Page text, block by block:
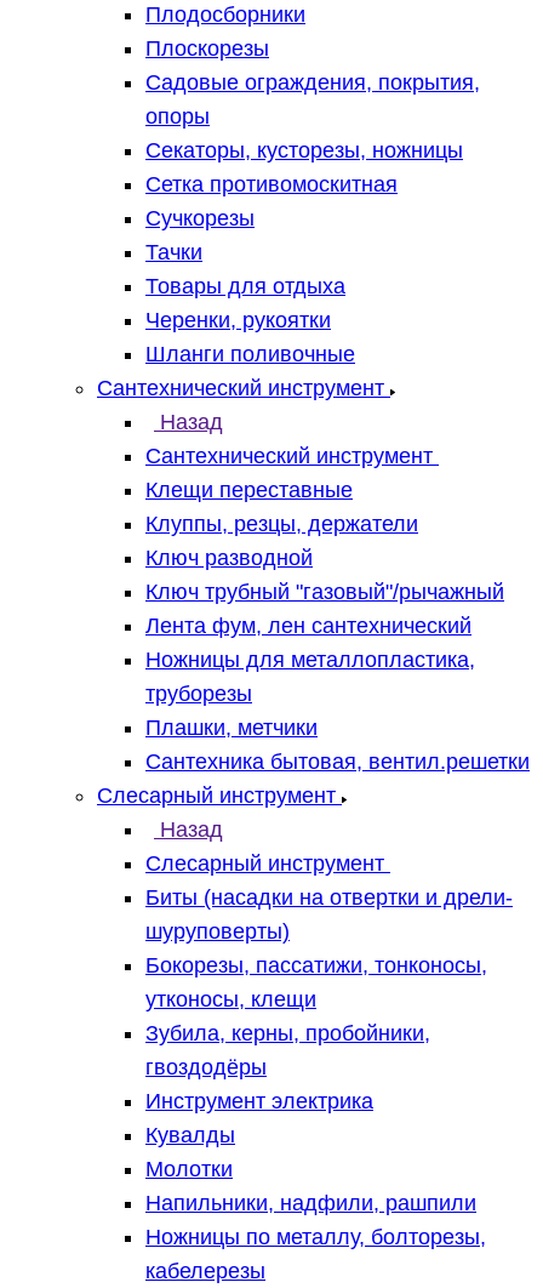
Плодосборники
Плоскорезы
Садовые ограждения, покрытия,
опоры
Секаторы, кусторезы, ножницы
Сетка противомоскитная
Сучкорезы
Тачки
Товары для отдыха
Черенки, рукоятки
Шланги поливочные
Сантехнический инструмент
Назад
Сантехнический инструмент
Клещи переставные
Клуппы, резцы, держатели
Ключ разводной
Ключ трубный "газовый"/рычажный
Лента фум, лен сантехнический
Ножницы для металлопластика,
труборезы
Плашки, метчики
Сантехника бытовая, вентил.решетки
Слесарный инструмент
Назад
Слесарный инструмент
Биты (насадки на отвертки и дрели-
шуруповерты)
Бокорезы, пассатижи, тонконосы,
утконосы, клещи
Зубила, керны, пробойники,
гвоздодёры
Инструмент электрика
Кувалды
Молотки
Напильники, надфили, рашпили
Ножницы по металлу, болторезы,
кабелерезы